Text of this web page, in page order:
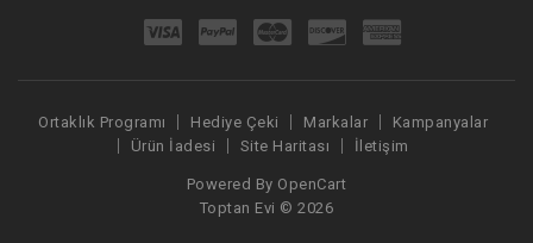
Ortaklık Programı Hediye Çeki Markalar
Kampanyalar
Ürün İadesi
Site Haritası İletişim
Powered By OpenCart
Toptan Evi © 2026